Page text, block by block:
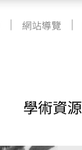
| 網站導覽 |
學術資源